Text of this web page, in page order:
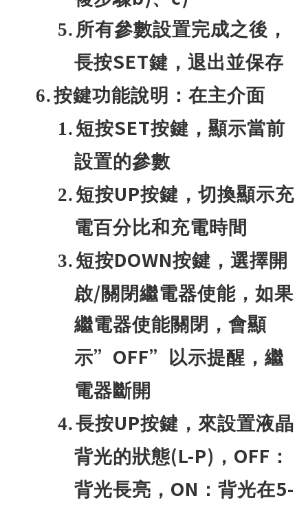
5. 所有參數設置完成之後，
長按SET鍵，退出並保存
6.按鍵功能說明：在主介面
1.短按SET按鍵，顯示當前
設置的參數
2.短按UP按鍵，切換顯示充
電百分比和充電時間
3.短按DOWN按鍵，選擇開
啟/關閉繼電器使能，如果
繼電器使能關閉，會顯
示”OFF”
以示提醒，繼
電器斷開
4.長按UP按鍵，來設置液晶
背光的狀態(L-P) ， OFF ：
背光長亮， ON ：背光在5-